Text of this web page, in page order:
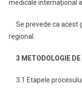
medicale internaţional
Se prevede ca acest
regional.
3 METODOLOGIE DE
3.1 Etapele